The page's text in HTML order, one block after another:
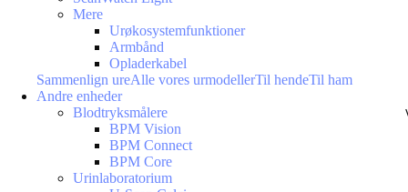
Mere
Urøkosystemfunktioner
Armbånd
Opladerkabel
Sammenlign ureAlle vores urmodellerTil hendeTil ham
Andre enheder
Blodtryksmålere
BPM Vision
BPM Connect
BPM Core
Urinlaboratorium